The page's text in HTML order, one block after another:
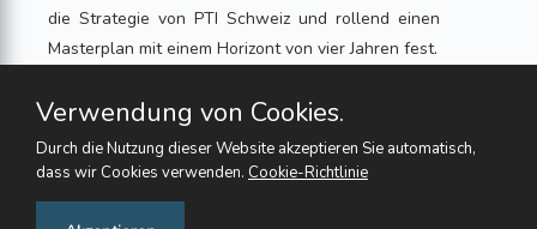
die Strategie von PTI Schweiz und rollend einen
Masterplan mit einem Horizont von vier Jahren fest.
analysieren laufend den Ist- Zustand bei den
Gemeinwesen und ermitteln den Handlungsbedarf
ein schliesslich des Rechtsetzungsbedarfs.
Verwendung von Cookies.
Durch die Nutzung dieser Website akzeptieren Sie automatisch,
dass wir Cookies verwenden. Cookie-Richtlinie